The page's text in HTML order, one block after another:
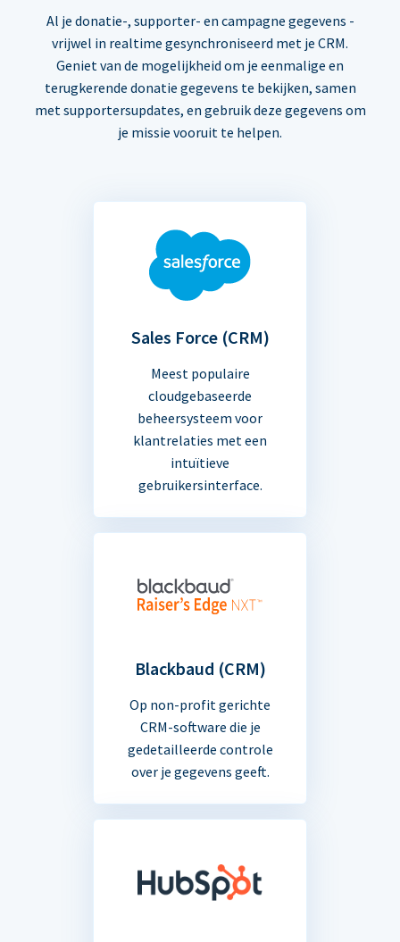
Al je donatie-, supporter- en campagne gegevens -
vrijwel in realtime gesynchroniseerd met je CRM.
Geniet van de mogelijkheid om je eenmalige en
terugkerende donatie gegevens te bekijken, samen
met supportersupdates, en gebruik deze gegevens om
je missie vooruit te helpen.
Sales Force (CRM)
Meest populaire
cloudgebaseerde
beheersysteem voor
klantrelaties met een
intuïtieve
gebruikersinterface.
Blackbaud (CRM)
Op non-profit gerichte
CRM-software die je
gedetailleerde controle
over je gegevens geeft.